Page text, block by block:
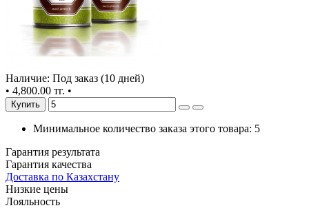
Наличие: Под заказ (10 дней)
• 4,800.00 тг. •
Купить
Минимальное количество заказа этого товара: 5
Гарантия результата
Гарантия качества
Доставка по Казахстану
Низкие цены
Лояльность